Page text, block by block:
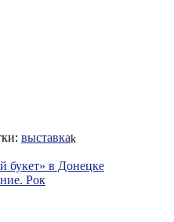
выставка
букет» в Донецке
Рок